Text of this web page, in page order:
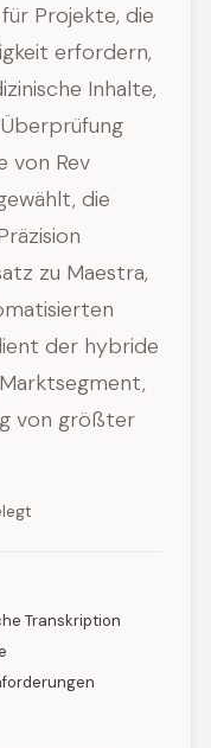
Projekte, die
erfordern,
Inhalte,
von Rev
die
zu Maestra,
der hybride
von größter
Transkription